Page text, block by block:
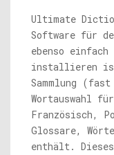
Ultimate
Software für
ebenso
installieren
Sammlung
Wortauswahl
Französisch,
Glossare,
enthält.